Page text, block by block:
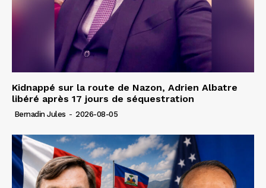
Kidnappé sur la route de Nazon, Adrien Albatre
libéré après 17 jours de séquestration
Bernadin Jules - 2026-08-05